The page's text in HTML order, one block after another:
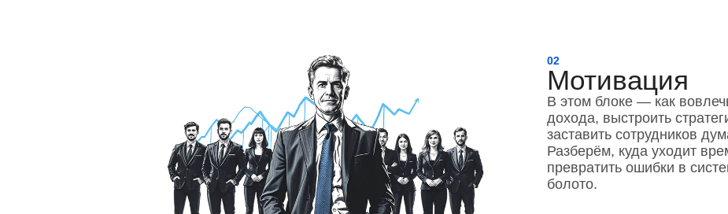
02
Мотивация
В этом блоке — как
дохода, выстроить
заставить сотрудников
Разберём, куда уходит
превратить ошибки в
болото.